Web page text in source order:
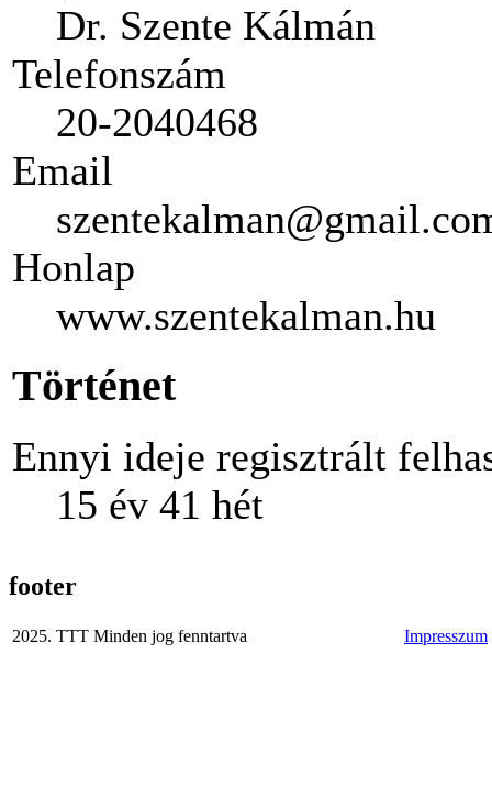
Dr. Szente Kálmán
Telefonszám
20-2040468
Email
Honlap
www.szentekalman.hu
Történet
Ennyi ideje regisztrált
15 év 41 hét
footer
2025. TTT Minden jog fenntartva Impresszum